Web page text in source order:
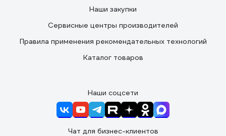
Наши закупки
Сервисные центры производителей
Правила применения рекомендательных технологий
Каталог товаров
Наши соцсети
Чат для бизнес-клиентов